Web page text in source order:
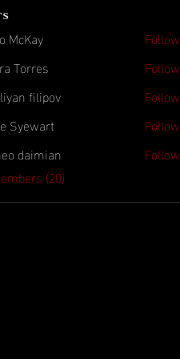
McKay Follow
Torres Follow
filipov
Follow
Syewart
Follow
daimian
Follow
(20)